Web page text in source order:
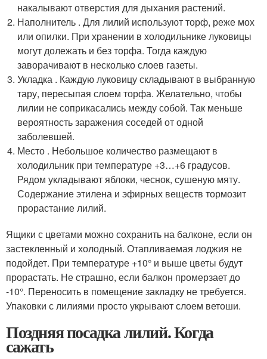
накалывают отверстия для дыхания растений.
Наполнитель . Для лилий используют торф, реже мох
или опилки. При хранении в холодильнике луковицы
могут долежать и без торфа. Тогда каждую
заворачивают в несколько слоев газеты.
Укладка . Каждую луковицу складывают в выбранную
тару, пересыпая слоем торфа. Желательно, чтобы
лилии не соприкасались между собой. Так меньше
вероятность заражения соседей от одной
заболевшей.
Место . Небольшое количество размещают в
холодильник при температуре +3…+6 градусов.
Рядом укладывают яблоки, чеснок, сушеную мяту.
Содержание этилена и эфирных веществ тормозит
прорастание лилий.
Ящики с цветами можно сохранить на балконе, если он
застекленный и холодный. Отапливаемая лоджия не
подойдет. При температуре +10° и выше цветы будут
прорастать. Не страшно, если балкон промерзает до
-10°. Переносить в помещение закладку не требуется.
Упаковки с лилиями просто укрывают слоем ветоши.
Поздняя посадка лилий. Когда
сажать